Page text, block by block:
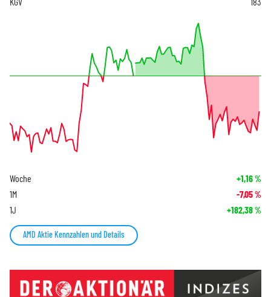
Woche +1,16%
1M -7,05%
1J +182,38%
AMD Aktie Kennzahlen und Details